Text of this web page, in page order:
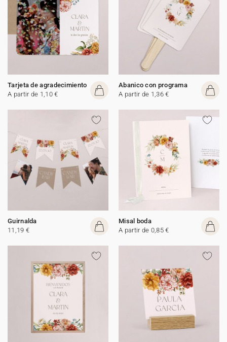
Tarjeta de agradecimiento
A partir de 1,10 €
Abanico con programa
A partir de 1,36 €
Guirnalda
11,19 €
Misal boda
A partir de 0,85 €